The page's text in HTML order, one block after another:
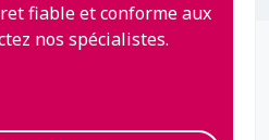
fiable et conforme aux
nos spécialistes.